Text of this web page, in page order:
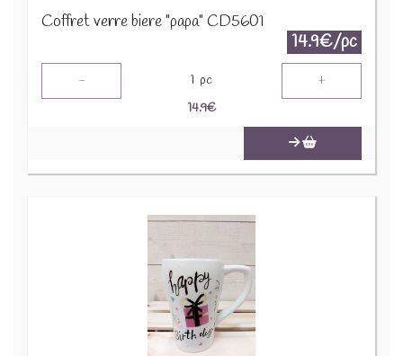
Coffret verre biere "papa" CD5601
14.9€/pc
- 1 pc +
14.9€